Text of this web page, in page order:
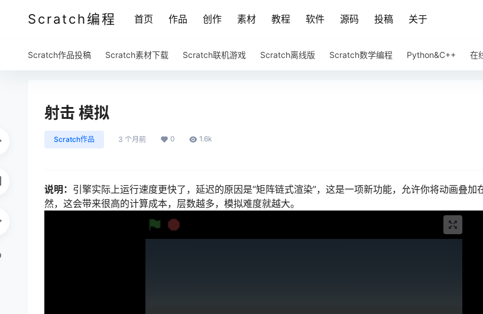
Scratch编程 首页 作品 创作 素材 教程 软件 源码 投稿 关于
Scratch作品投稿 Scratch素材下载 Scratch联机游戏 Scratch离线版 Scratch数学编程 Python&C++ 在
射击 模拟
Scratch作品 3 个月前 0 1.6k
说明： 引擎实际上运行速度更快了，延迟的原因是“矩阵链式渲染”，这是一项新功能，允许你将动画叠加
然，这会带来很高的计算成本，层数越多，模拟难度就越大。